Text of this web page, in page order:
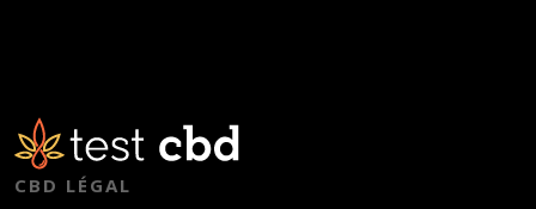
CBD LÉGAL